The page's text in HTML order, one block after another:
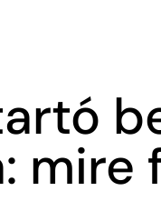
mire